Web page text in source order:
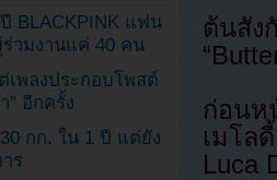
ต้นสั
ก่อนห
เมโล
Luca
BLACKPINK แฟน
วมงานแค่ 40 คน
เพลงประกอบโพสต์
” อีกครั้ง
กก. ใน 1 ปี แต่ยัง
ร